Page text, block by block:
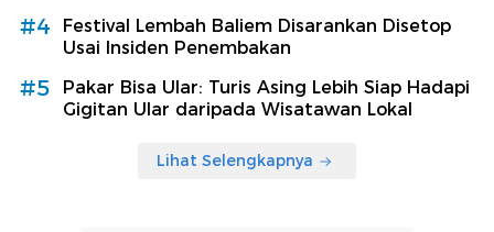
#4
Festival Lembah Baliem Disarankan Disetop
Usai Insiden Penembakan
#5
Pakar Bisa Ular: Turis Asing Lebih Siap Hadapi
Gigitan Ular daripada Wisatawan Lokal
Lihat Selengkapnya